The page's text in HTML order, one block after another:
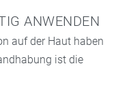
ANWENDEN
auf der Haut haben
ist die